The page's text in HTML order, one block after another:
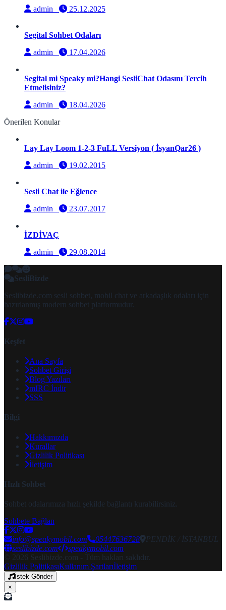
admin
25.12.2025
Segital Sohbet Odaları
admin
17.04.2026
Segital mi Speaky mi?Hangi SesliChat Odasını Tercih
Etmelisiniz?
admin
18.04.2026
Önerilen Konular
Lay Lay Loom 1-2-3 FuLL Versiyon ( İsyanQar26 )
admin
19.02.2015
Sesli Chat ile Eğlence
admin
23.07.2017
İZDİVAÇ
admin
29.08.2014
SesliBizde
Seslibizde.com sesli sohbet, mobil chat ve arkadaşlık odaları için
hazırlanmış modern sohbet platformudur.
Keşfet
Ana Sayfa
Sohbet Girişi
Blog Yazıları
mIRC İndir
SSS
Bilgi
Hakkımızda
Kurallar
Gizlilik Politikası
İletişim
Hızlı Sohbet
Sohbet odalarımıza hızlı şekilde bağlantı kurabilirsiniz.
Sohbete Bağlan
info@speakymobil.com 05447636728
PENDİK / İSTANBUL
seslibizde.com
speakymobil.com
© 2026 Seslibizde.com - Tüm hakları saklıdır.
Gizlilik PolitikasıKullanım Şartlarıİletişim
İstek Gönder
×